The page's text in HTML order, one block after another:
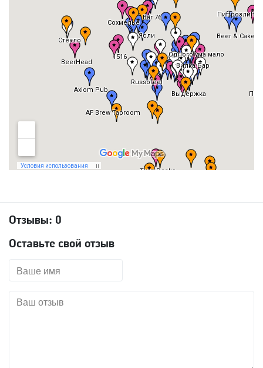
Отзывы: 0
Оставьте свой отзыв